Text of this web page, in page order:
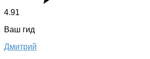
4.91
Ваш гид
Дмитрий